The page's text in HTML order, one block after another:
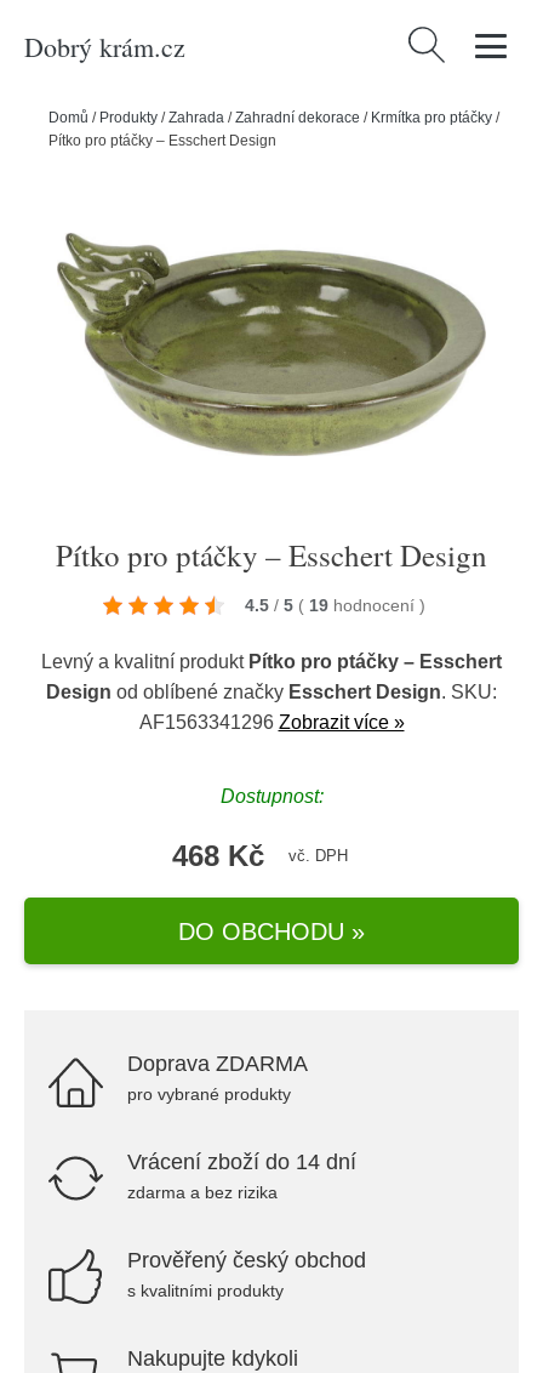
Dobrý krám.cz Vyhledávání
Domů / Produkty /Zahrada /Zahradní dekorace / Krmítka pro ptáčky /
Pítko pro ptáčky – Esschert Design
Pítko pro ptáčky – Esschert Design
4.5 / 5 ( 19 hodnocení )
Levný a kvalitní produkt Pítko pro ptáčky – Esschert
Design od oblíbené značky Esschert Design. SKU:
AF1563341296 Zobrazit více »
Dostupnost:
468 Kč vč. DPH
DO OBCHODU »
Doprava ZDARMA
pro vybrané produkty
Vrácení zboží do 14 dní
zdarma a bez rizika
Prověřený český obchod
s kvalitními produkty
Nakupujte kdykoli